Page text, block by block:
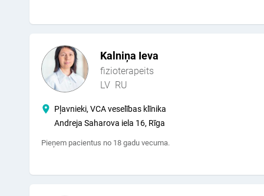
Kalniņa Ieva
fizioterapeits
LV RU
Pļavnieki, VCA veselības klīnika
Andreja Saharova iela 16, Rīga
Pieņem pacientus no 18 gadu vecuma.